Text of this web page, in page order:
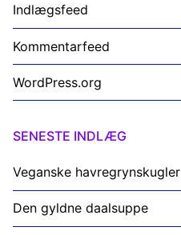
Indlægsfeed
Kommentarfeed
WordPress.org
SENESTE INDLÆG
Veganske havregrynskugler
Den gyldne daalsuppe